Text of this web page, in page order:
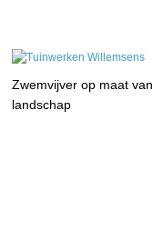
Zwemvijver op maat
landschap